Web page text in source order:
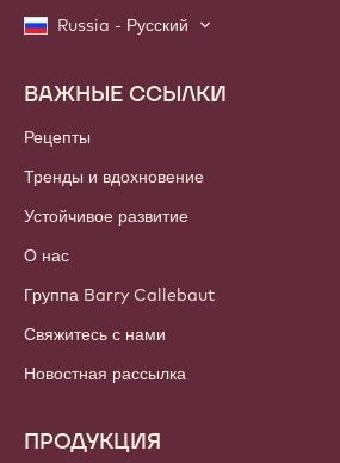
Russia - Русский
Footer
Callebaut
ВАЖНЫЕ ССЫЛКИ
Рецепты
Тренды и вдохновение
Устойчивое развитие
О нас
Группа Barry Callebaut
Свяжитесь с нами
Новостная рассылка
ПРОДУКЦИЯ